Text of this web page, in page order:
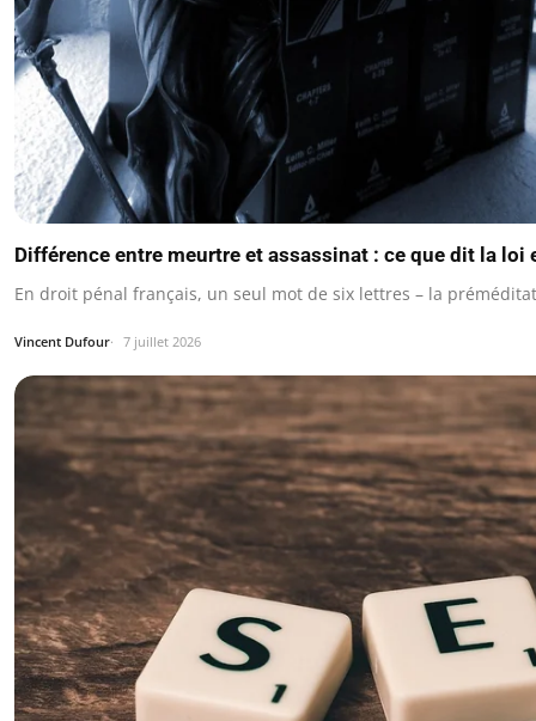
Différence entre meurtre et assassinat : ce que dit la loi
En droit pénal français, un seul mot de six lettres – la
Vincent Dufour 7 juillet 2026